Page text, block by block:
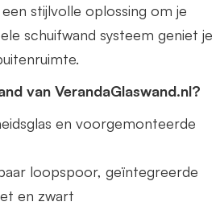
stijlvolle oplossing om je
schuifwand systeem geniet je
van VerandaGlaswand.nl?
en voorgemonteerde
loopspoor, geïntegreerde
en zwart